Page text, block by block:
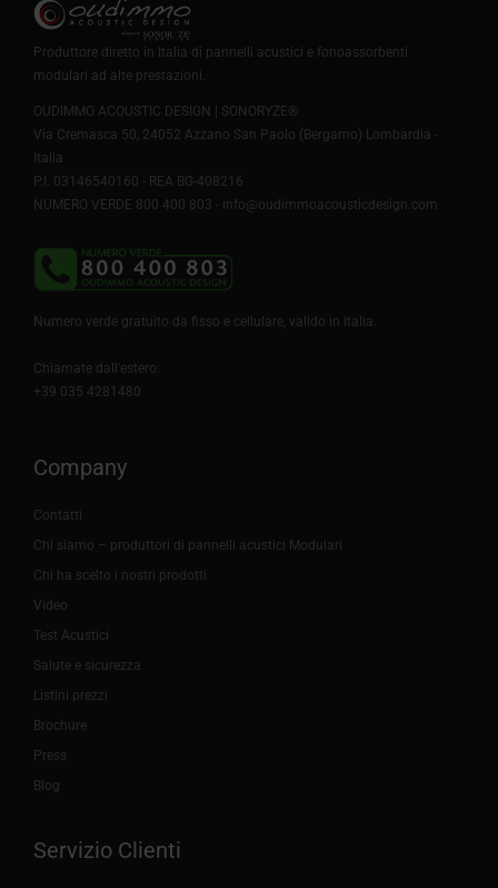
Produttore diretto in Italia di pannelli acustici e fonoassorbenti
modulari ad alte prestazioni.
OUDIMMO ACOUSTIC DESIGN | SONORYZE®
Via Cremasca 50, 24052 Azzano San Paolo (Bergamo) Lombardia -
Italia
P.I. 03146540160 - REA BG-408216
NUMERO VERDE 800 400 803 - info@oudimmoacousticdesign.com
Numero verde gratuito da fisso e cellulare, valido in Italia.
Chiamate dall'estero:
+39 035 4281480
Company
Contatti
Chi siamo – produttori di pannelli acustici Modulari
Chi ha scelto i nostri prodotti
Video
Test Acustici
Salute e sicurezza
Listini prezzi
Brochure
Press
Blog
Servizio Clienti